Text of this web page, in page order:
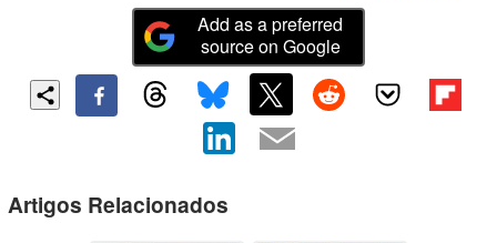
Add as a preferred
source on Google
Artigos Relacionados